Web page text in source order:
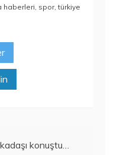
haberleri, spor,türkiye
konuştu…